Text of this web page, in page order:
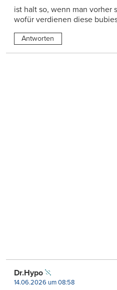
ist halt so, wenn man vorher
wofür verdienen diese
Antworten
Dr.Hypo
14.06.2026 um 08:58